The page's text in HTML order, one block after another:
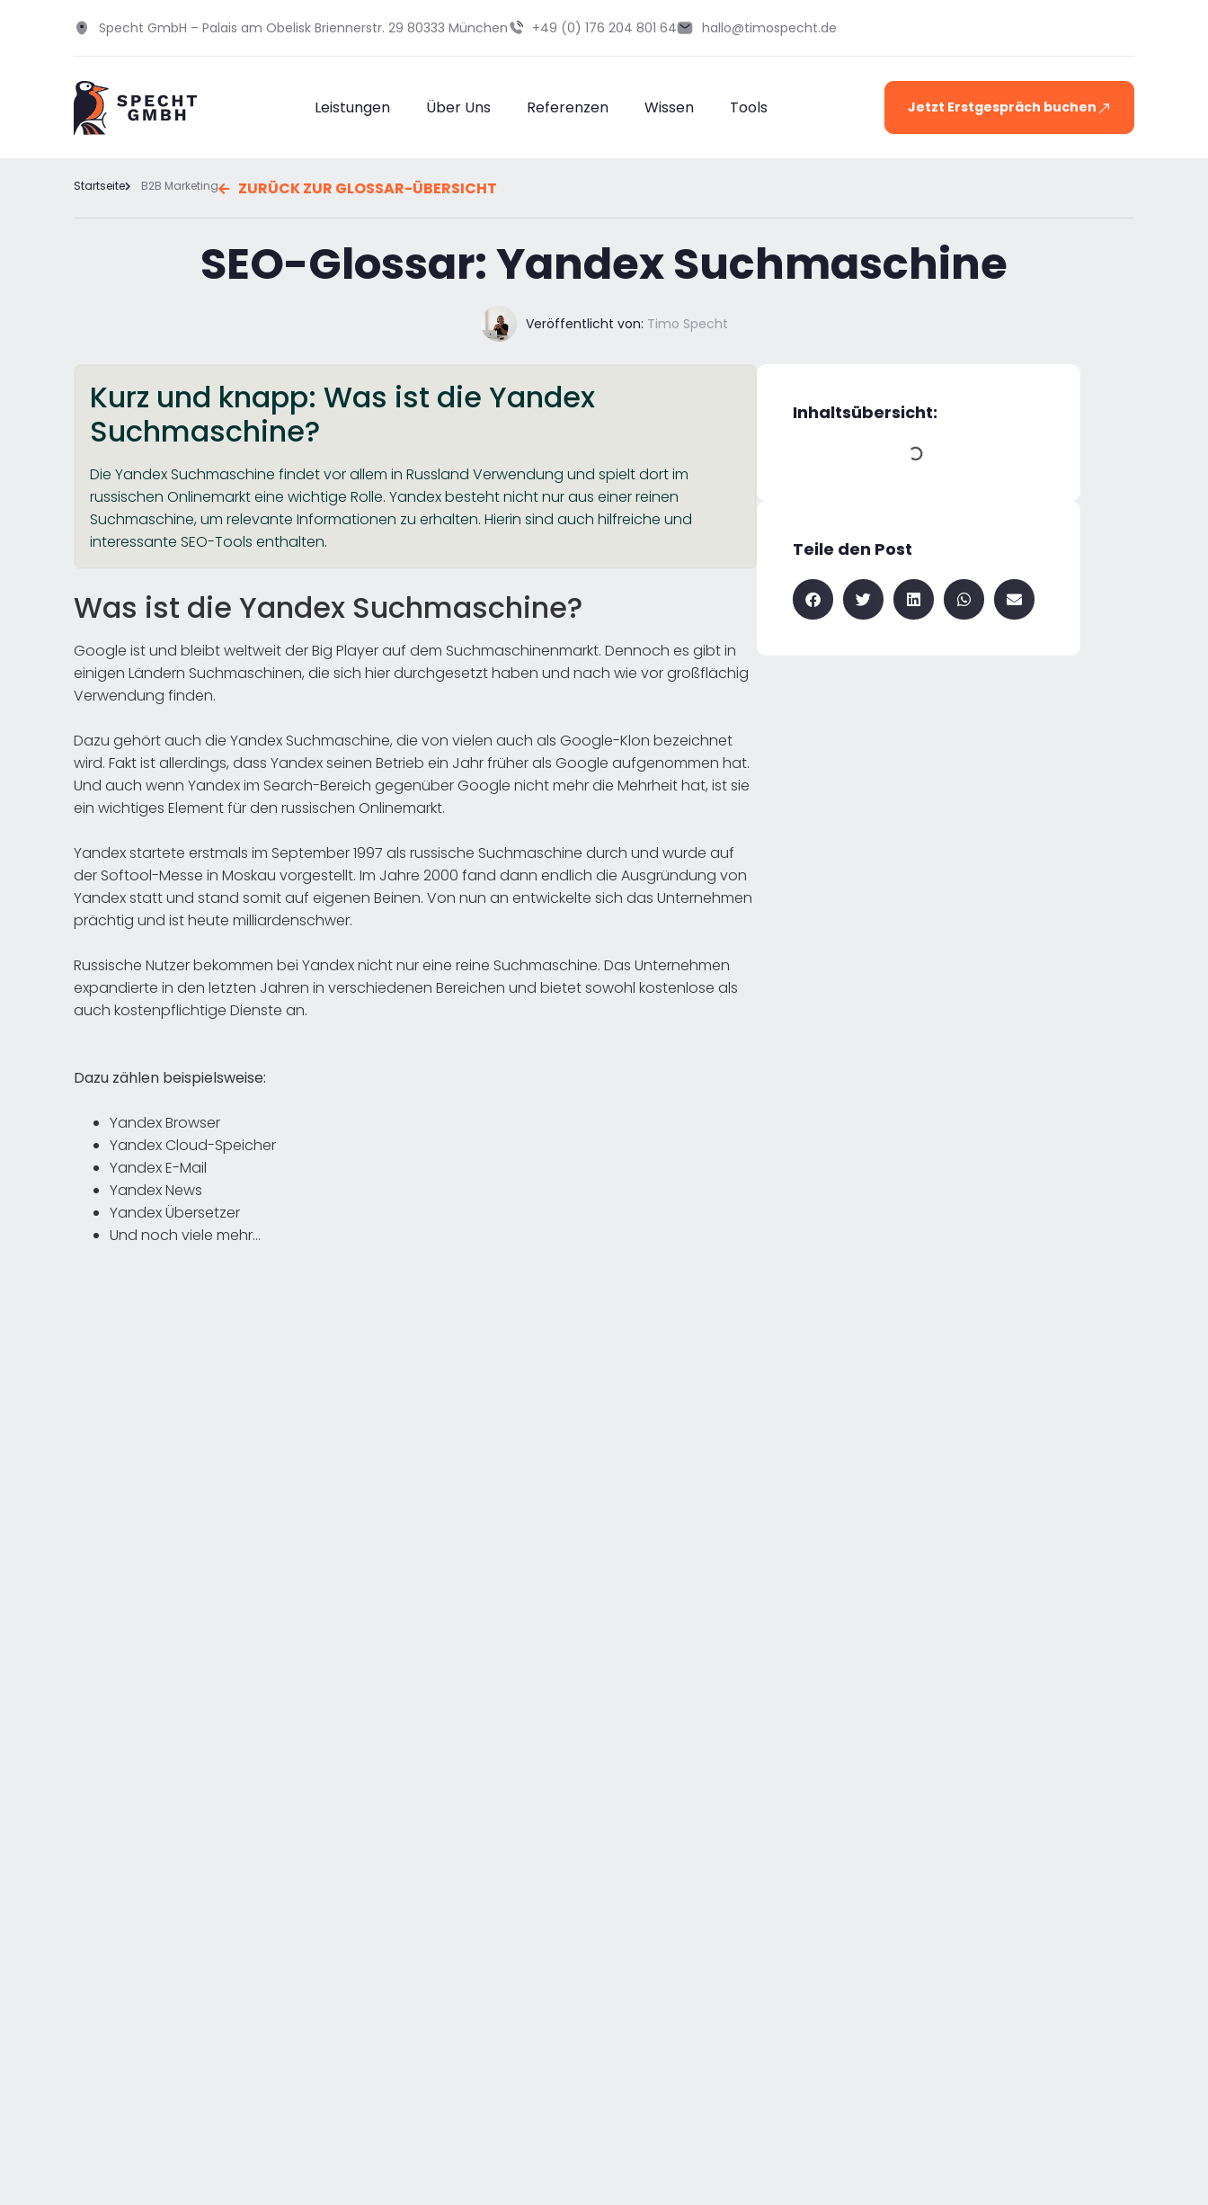
Specht GmbH – Palais am Obelisk Briennerstr. 29 80333 München +49 (0) 176 204 801 64 hallo@timospecht.de
Leistungen Über Uns Referenzen Wissen Tools Jetzt Erstgespräch buchen
Startseite B2B Marketing ZURÜCK ZUR GLOSSAR-ÜBERSICHT
SEO-Glossar: Yandex Suchmaschine
Veröffentlicht von: Timo Specht
Kurz und knapp: Was ist die Yandex
Suchmaschine?
Die Yandex Suchmaschine findet vor allem in Russland Verwendung und spielt dort im
russischen Onlinemarkt eine wichtige Rolle. Yandex besteht nicht nur aus einer reinen
Suchmaschine, um relevante Informationen zu erhalten. Hierin sind auch hilfreiche und
interessante SEO-Tools enthalten.
Was ist die Yandex Suchmaschine?
Google ist und bleibt weltweit der Big Player auf dem Suchmaschinenmarkt. Dennoch es gibt in
einigen Ländern Suchmaschinen, die sich hier durchgesetzt haben und nach wie vor großflächig
Verwendung finden.
Dazu gehört auch die Yandex Suchmaschine, die von vielen auch als Google-Klon bezeichnet
wird. Fakt ist allerdings, dass Yandex seinen Betrieb ein Jahr früher als Google aufgenommen hat.
Und auch wenn Yandex im Search-Bereich gegenüber Google nicht mehr die Mehrheit hat, ist sie
ein wichtiges Element für den russischen Onlinemarkt.
Yandex startete erstmals im September 1997 als russische Suchmaschine durch und wurde auf
der Softool-Messe in Moskau vorgestellt. Im Jahre 2000 fand dann endlich die Ausgründung von
Yandex statt und stand somit auf eigenen Beinen. Von nun an entwickelte sich das Unternehmen
prächtig und ist heute milliardenschwer.
Russische Nutzer bekommen bei Yandex nicht nur eine reine Suchmaschine. Das Unternehmen
expandierte in den letzten Jahren in verschiedenen Bereichen und bietet sowohl kostenlose als
auch kostenpflichtige Dienste an.
Dazu zählen beispielsweise:
Yandex Browser
Yandex Cloud-Speicher
Yandex E-Mail
Yandex News
Yandex Übersetzer
Und noch viele mehr…
Inhaltsübersicht:
Teile den Post